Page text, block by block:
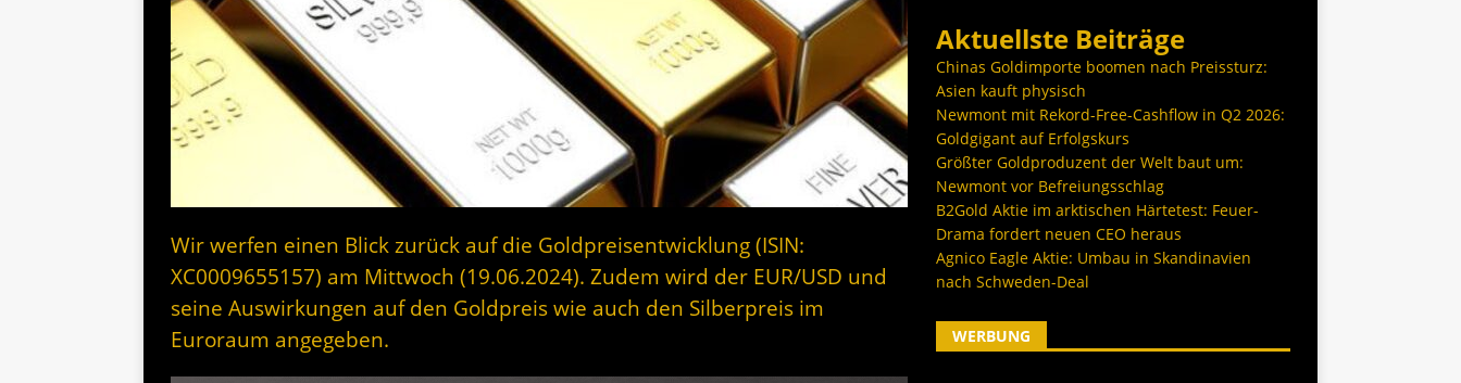
Wir werfen einen Blick zurück auf die Goldpreisentwicklung (ISIN:
XC0009655157) am Mittwoch (19.06.2024). Zudem wird der EUR/USD und
seine Auswirkungen auf den Goldpreis wie auch den Silberpreis im
Euroraum angegeben.
Aktuellste Beiträge
Chinas Goldimporte boomen nach Preissturz:
Asien kauft physisch
Newmont mit Rekord-Free-Cashflow in Q2 2026:
Goldgigant auf Erfolgskurs
Größter Goldproduzent der Welt baut um:
Newmont vor Befreiungsschlag
B2Gold Aktie im arktischen Härtetest: Feuer-
Drama fordert neuen CEO heraus
Agnico Eagle Aktie: Umbau in Skandinavien
nach Schweden-Deal
WERBUNG